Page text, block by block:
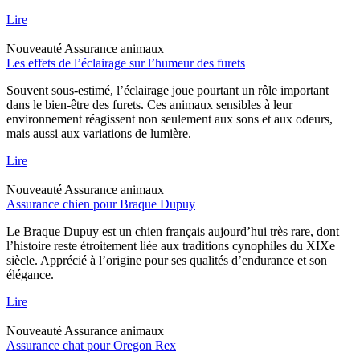
Lire
Nouveauté Assurance animaux
Les effets de l’éclairage sur l’humeur des furets
Souvent sous-estimé, l’éclairage joue pourtant un rôle important
dans le bien-être des furets. Ces animaux sensibles à leur
environnement réagissent non seulement aux sons et aux odeurs,
mais aussi aux variations de lumière.
Lire
Nouveauté Assurance animaux
Assurance chien pour Braque Dupuy
Le Braque Dupuy est un chien français aujourd’hui très rare, dont
l’histoire reste étroitement liée aux traditions cynophiles du XIXe
siècle. Apprécié à l’origine pour ses qualités d’endurance et son
élégance.
Lire
Nouveauté Assurance animaux
Assurance chat pour Oregon Rex